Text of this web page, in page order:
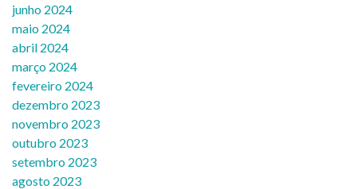
junho 2024
maio 2024
abril 2024
março 2024
fevereiro 2024
dezembro 2023
novembro 2023
outubro 2023
setembro 2023
agosto 2023